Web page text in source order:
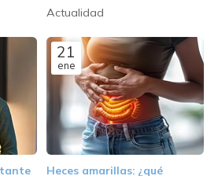
Actualidad
21
ene
Heces amarillas: ¿qué